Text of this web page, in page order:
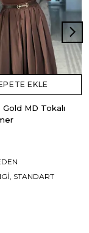
EKLE
Gold MD Tokalı
STANDART